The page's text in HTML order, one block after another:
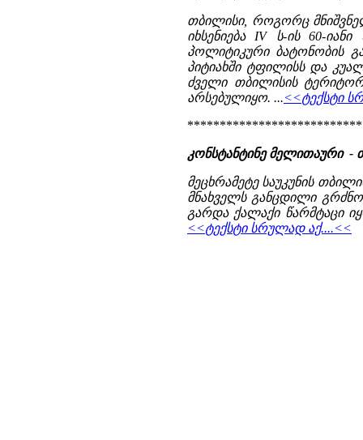
თბილისი, როგორც
იხსენიება IV ს-ის 60-
პოლიტიკური ბატონობის
პიტიახში ტფილისს და
ძველი თბილისის
არსებულიყო. ...<<ტექსტი
კონსტანტინე მელითაური -
მეცხრამეტე საუკუნის
მნახველს განცდილი
გარდა ქალაქი წარმტაცი
<<ტექსტი სრულად აქ....<<